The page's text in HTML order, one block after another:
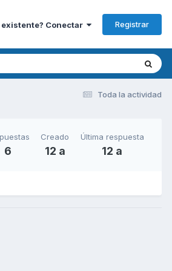
Conectar Registrar
Toda la actividad
6
Creado
12 a
Última respuesta
12 a